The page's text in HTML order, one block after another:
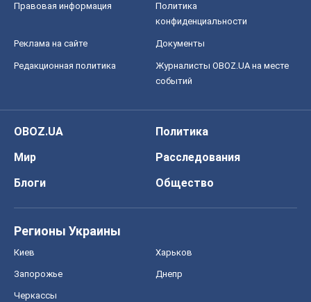
Правовая информация
Политика
конфиденциальности
Реклама на сайте Документы
Редакционная политика
Журналисты OBOZ.UA на месте
событий
OBOZ.UA
Политика
Мир
Расследования
Блоги
Общество
Регионы Украины
Киев Харьков
Запорожье Днепр
Черкассы